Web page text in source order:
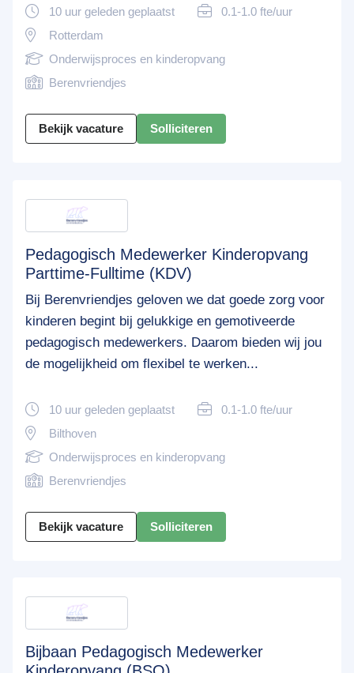
10 uur geleden geplaatst
0.1-1.0 fte/uur
Rotterdam
Onderwijsproces en kinderopvang
Berenvriendjes
Bekijk vacature Solliciteren
Pedagogisch Medewerker Kinderopvang
Parttime-Fulltime (KDV)
Bij Berenvriendjes geloven we dat goede zorg voor
kinderen begint bij gelukkige en gemotiveerde
pedagogisch medewerkers. Daarom bieden wij jou
de mogelijkheid om flexibel te werken...
10 uur geleden geplaatst
0.1-1.0 fte/uur
Bilthoven
Onderwijsproces en kinderopvang
Berenvriendjes
Bekijk vacature Solliciteren
Bijbaan Pedagogisch Medewerker